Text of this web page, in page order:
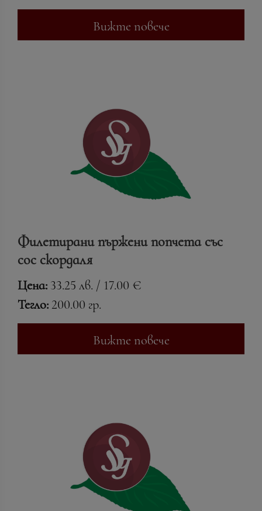
Вижте повече
Филетирани пържени попчета със
сос скордаля
Цена: 33.25 лв. / 17.00 €
Тегло: 200.00 гр.
Вижте повече